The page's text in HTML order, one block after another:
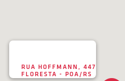
RUA HOFFMANN, 447
FLORESTA - POA/RS